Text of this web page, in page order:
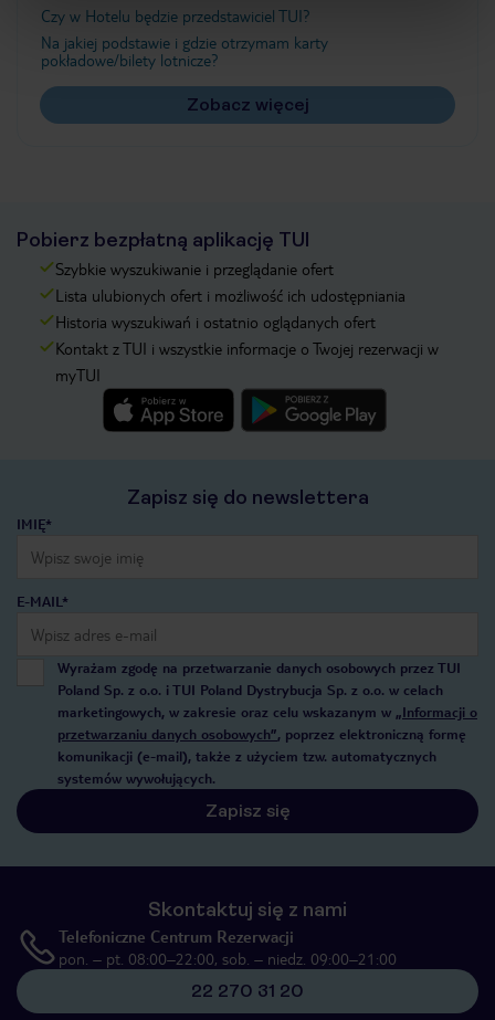
Czy w Hotelu będzie przedstawiciel TUI?
Na jakiej podstawie i gdzie otrzymam karty
pokładowe/bilety lotnicze?
Zobacz więcej
Pobierz bezpłatną aplikację TUI
Szybkie wyszukiwanie i przeglądanie ofert
Lista ulubionych ofert i możliwość ich udostępniania
Historia wyszukiwań i ostatnio oglądanych ofert
Kontakt z TUI i wszystkie informacje o Twojej rezerwacji w
myTUI
Zapisz się do newslettera
IMIĘ*
E-MAIL*
Wyrażam zgodę na przetwarzanie danych osobowych przez TUI
Poland Sp. z o.o. i TUI Poland Dystrybucja Sp. z o.o. w celach
marketingowych, w zakresie oraz celu wskazanym w „Informacji o
przetwarzaniu danych osobowych”, poprzez elektroniczną formę
komunikacji (e-mail), także z użyciem tzw. automatycznych
systemów wywołujących.
Zapisz się
Skontaktuj się z nami
Telefoniczne Centrum Rezerwacji
pon. – pt. 08:00–22:00, sob. – niedz. 09:00–21:00
22 270 31 20